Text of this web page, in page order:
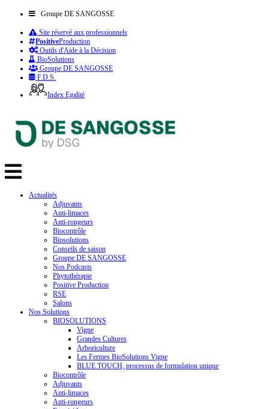
Groupe DE SANGOSSE
Site réservé aux professionnels
PositiveProduction
Outils d'Aide à la Décision
BioSolutions
Groupe DE SANGOSSE
F.D.S.
Index Egalité
Actualités
Adjuvants
Anti-limaces
Anti-rongeurs
Biocontrôle
Biosolutions
Conseils de saison
Groupe DE SANGOSSE
Nos Podcasts
Phytothérapie
Positive Production
RSE
Salons
Nos Solutions
BIOSOLUTIONS
Vigne
Grandes Cultures
Arboriculture
Les Fermes BioSolutions Vigne
BLUE TOUCH, processus de formulation unique
Biocontrôle
Adjuvants
Anti-limaces
Anti-rongeurs